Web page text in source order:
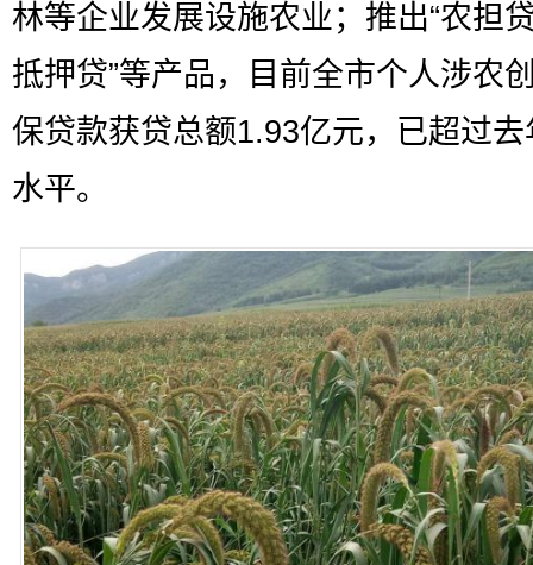
林等企业发展设施农业；推出“农担
抵押贷”等产品，目前全市个人涉农
保贷款获贷总额1.93亿元，已超过去
水平。